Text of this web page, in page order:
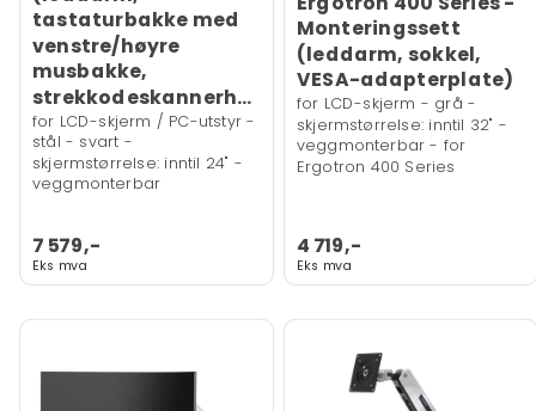
tastaturbakke med
venstre/høyre
musbakke,
strekkodeskannerholder)
for LCD-skjerm / PC-utstyr -
stål - svart -
skjermstørrelse: inntil 24" -
veggmonterbar
7 579,-
Eks mva
Monteringssett
(leddarm, sokkel,
VESA-adapterplate)
for LCD-skjerm - grå -
skjermstørrelse: inntil 32" -
veggmonterbar - for
Ergotron 400 Series
4 719,-
Eks mva